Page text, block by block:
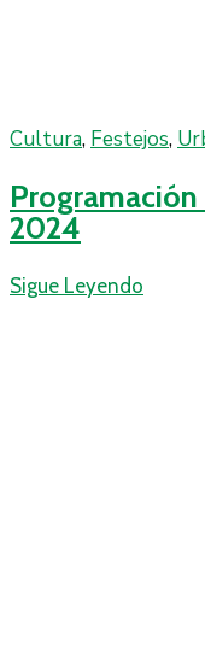
Cultura‚ Festejos‚
2024
Sigue Leyendo